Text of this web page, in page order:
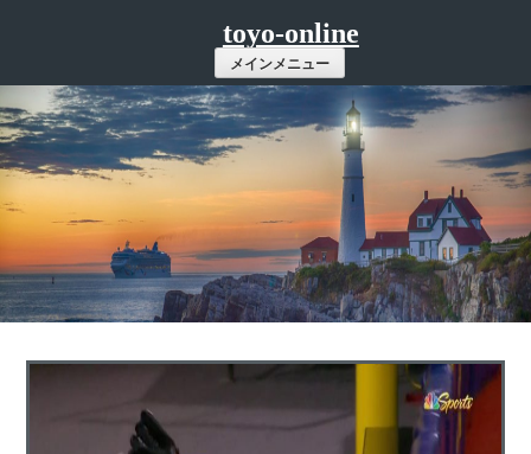
ツ
へ
ス
キ
ッ
プ
toyo-online
メインメニュー